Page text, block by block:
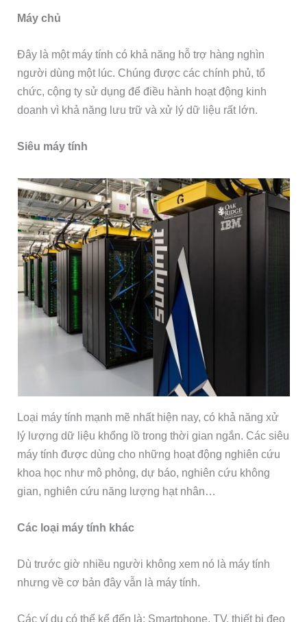
Máy chủ
Đây là một máy tính có khả năng hỗ trợ hàng nghìn
người dùng một lúc. Chúng được các chính phủ, tổ
chức, cộng ty sử dụng để điều hành hoạt động kinh
doanh vì khả năng lưu trữ và xử lý dữ liệu rất lớn.
Siêu máy tính
Loại máy tính mạnh mẽ nhất hiện nay, có khả năng xử
lý lượng dữ liệu khổng lồ trong thời gian ngắn. Các siêu
máy tính được dùng cho những hoạt động nghiên cứu
khoa học như mô phỏng, dự báo, nghiên cứu không
gian, nghiên cứu năng lượng hạt nhân…
Các loại máy tính khác
Dù trước giờ nhiều người không xem nó là máy tính
nhưng về cơ bản đây vẫn là máy tính.
Các ví dụ có thể kể đến là: Smartphone, TV, thiết bị đeo